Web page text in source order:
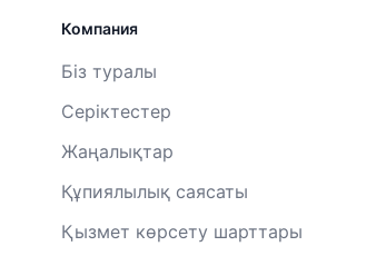
Компания
Біз туралы
Серіктестер
Жаңалықтар
Құпиялылық саясаты
Қызмет көрсету шарттары